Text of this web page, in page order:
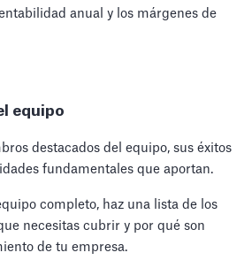
anual y los márgenes de
equipo
destacados del equipo, sus éxitos
fundamentales que aportan.
completo, haz una lista de los
necesitas cubrir y por qué son
de tu empresa.